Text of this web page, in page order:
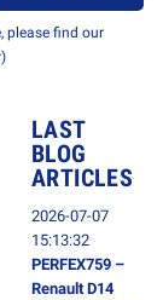
please find our
LAST
BLOG
ARTICLES
2026-07-07
15:13:32
PERFEX759 –
Renault D14